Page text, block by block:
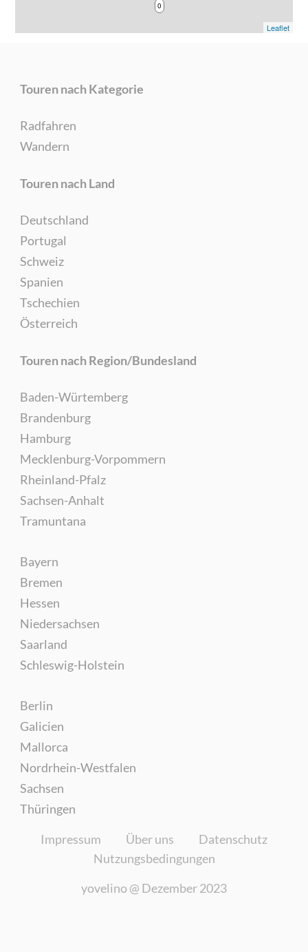
0
Leaflet
Touren nach Kategorie
Radfahren
Wandern
Touren nach Land
Deutschland
Portugal
Schweiz
Spanien
Tschechien
Österreich
Touren nach Region/Bundesland
Baden-Würtemberg
Brandenburg
Hamburg
Mecklenburg-Vorpommern
Rheinland-Pfalz
Sachsen-Anhalt
Tramuntana
Bayern
Bremen
Hessen
Niedersachsen
Saarland
Schleswig-Holstein
Berlin
Galicien
Mallorca
Nordrhein-Westfalen
Sachsen
Thüringen
Impressum Über uns
Datenschutz
Nutzungsbedingungen
yovelino @ Dezember 2023